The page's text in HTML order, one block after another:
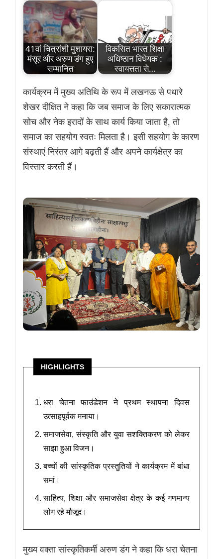
41वां चित्रांशी मुशायरा:
मंसूर और अरुण डंग हुए
सम्मानित
विकसित भारत शिक्षा
अधिष्ठान विधेयक :
स्वायत्तता से…
कार्यक्रम में मुख्य अतिथि के रूप में लखनऊ से पधारे
शेखर दीक्षित ने कहा कि जब समाज के लिए सकारात्मक
सोच और नेक इरादों के साथ कार्य किया जाता है, तो
समाज का सहयोग स्वतः मिलता है। इसी सहयोग के कारण
संस्थाएं निरंतर आगे बढ़ती हैं और अपने कार्यक्षेत्र का
विस्तार करती हैं।
HIGHLIGHTS
धरा चेतना फाउंडेशन ने प्रथम स्थापना दिवस
उत्साहपूर्वक मनाया।
समाजसेवा, संस्कृति और युवा सशक्तिकरण को लेकर
साझा हुआ विजन।
बच्चों की सांस्कृतिक प्रस्तुतियों ने कार्यक्रम में बांधा
समां।
साहित्य, शिक्षा और समाजसेवा क्षेत्र के कई गणमान्य
लोग रहे मौजूद।
मुख्य वक्ता सांस्कृतिकर्मी अरुण डंग ने कहा कि धरा चेतना